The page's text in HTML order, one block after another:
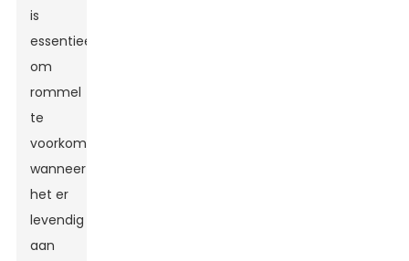
is
essentieel
om
rommel
te
voorkomen
wanneer
het er
levendig
aan